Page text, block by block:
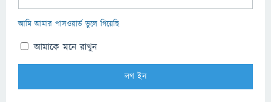
আমি আমার পাসওয়ার্ড ভুলে গিয়েছি
আমাকে মনে রাখুন